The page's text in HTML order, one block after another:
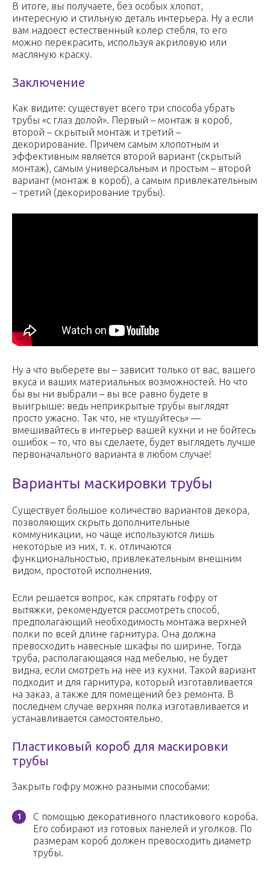
В итоге, вы получаете, без особых хлопот,
интересную и стильную деталь интерьера. Ну а если
вам надоест естественный колер стебля, то его
можно перекрасить, используя акриловую или
масляную краску.
Заключение
Как видите: существует всего три способа убрать
трубы «с глаз долой». Первый – монтаж в короб,
второй – скрытый монтаж и третий –
декорирование. Причем самым хлопотным и
эффективным является второй вариант (скрытый
монтаж), самым универсальным и простым – второй
вариант (монтаж в короб), а самым привлекательным
– третий (декорирование трубы).
Ну а что выберете вы – зависит только от вас, вашего
вкуса и ваших материальных возможностей. Но что
бы вы ни выбрали – вы все равно будете в
выигрыше: ведь неприкрытые трубы выглядят
просто ужасно. Так что, не «тушуйтесь» —
вмешивайтесь в интерьер вашей кухни и не бойтесь
ошибок – то, что вы сделаете, будет выглядеть лучше
первоначального варианта в любом случае!
Варианты маскировки трубы
Существует большое количество вариантов декора,
позволяющих скрыть дополнительные
коммуникации, но чаще используются лишь
некоторые из них, т. к. отличаются
функциональностью, привлекательным внешним
видом, простотой исполнения.
Если решается вопрос, как спрятать гофру от
вытяжки, рекомендуется рассмотреть способ,
предполагающий необходимость монтажа верхней
полки по всей длине гарнитура. Она должна
превосходить навесные шкафы по ширине. Тогда
труба, располагающаяся над мебелью, не будет
видна, если смотреть на нее из кухни. Такой вариант
подходит и для гарнитура, который изготавливается
на заказ, а также для помещений без ремонта. В
последнем случае верхняя полка изготавливается и
устанавливается самостоятельно.
Пластиковый короб для маскировки
трубы
Закрыть гофру можно разными способами:
С помощью декоративного пластикового короба.
Его собирают из готовых панелей и уголков. По
размерам короб должен превосходить диаметр
трубы.